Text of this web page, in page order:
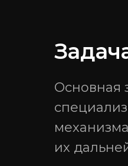
Основная
их
Стажировка
Вакансии
Проекты